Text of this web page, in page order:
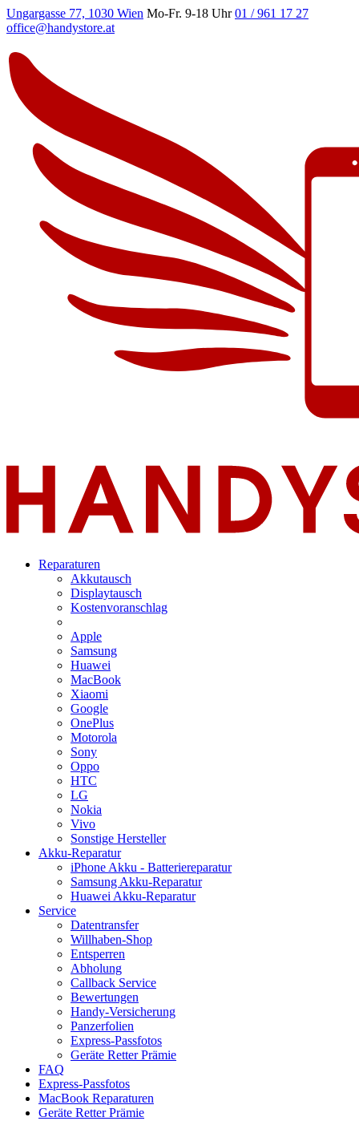
Ungargasse 77, 1030 Wien Mo-Fr. 9-18 Uhr 01 / 961 17 27
office@handystore.at
Reparaturen
Akkutausch
Displaytausch
Kostenvoranschlag
Apple
Samsung
Huawei
MacBook
Xiaomi
Google
OnePlus
Motorola
Sony
Oppo
HTC
LG
Nokia
Vivo
Sonstige Hersteller
Akku-Reparatur
iPhone Akku - Batteriereparatur
Samsung Akku-Reparatur
Huawei Akku-Reparatur
Service
Datentransfer
Willhaben-Shop
Entsperren
Abholung
Callback Service
Bewertungen
Handy-Versicherung
Panzerfolien
Express-Passfotos
Geräte Retter Prämie
FAQ
Express-Passfotos
MacBook Reparaturen
Geräte Retter Prämie